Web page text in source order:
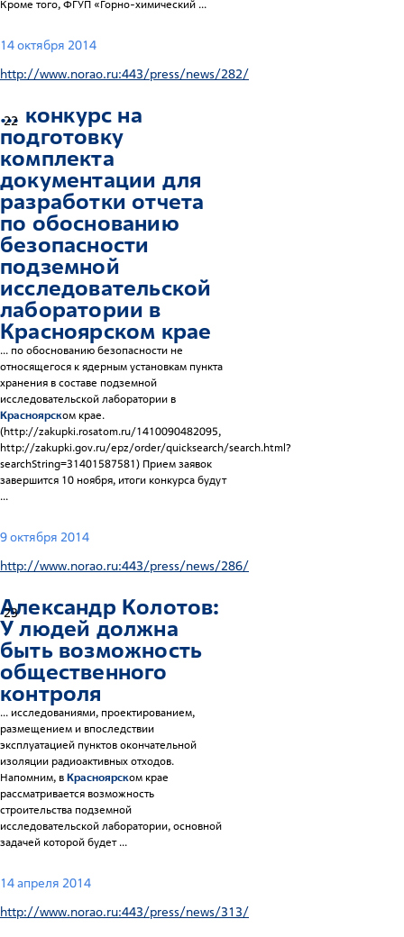
Кроме того, ФГУП «Горно-химический ...
14 октября 2014
http://www.norao.ru:443/press/news/282/
22
... конкурс на
подготовку
комплекта
документации для
разработки отчета
по обоснованию
безопасности
подземной
исследовательской
лаборатории в
Красноярском крае
... по обоснованию безопасности не
относящегося к ядерным установкам пункта
хранения в составе подземной
исследовательской лаборатории в
Красноярском крае.
(http://zakupki.rosatom.ru/1410090482095,
http://zakupki.gov.ru/epz/order/quicksearch/search.html?
searchString=31401587581) Прием заявок
завершится 10 ноября, итоги конкурса будут
...
9 октября 2014
http://www.norao.ru:443/press/news/286/
23
Александр Колотов:
У людей должна
быть возможность
общественного
контроля
... исследованиями, проектированием,
размещением и впоследствии
эксплуатацией пунктов окончательной
изоляции радиоактивных отходов.
Напомним, вКрасноярском крае
рассматривается возможность
строительства подземной
исследовательской лаборатории, основной
задачей которой будет ...
14 апреля 2014
http://www.norao.ru:443/press/news/313/